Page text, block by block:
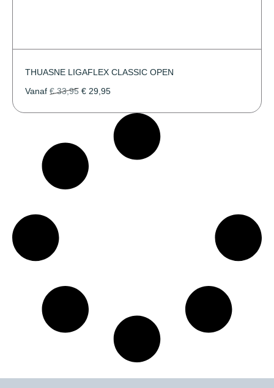
THUASNE LIGAFLEX CLASSIC OPEN
Vanaf €33,95 € 29,95